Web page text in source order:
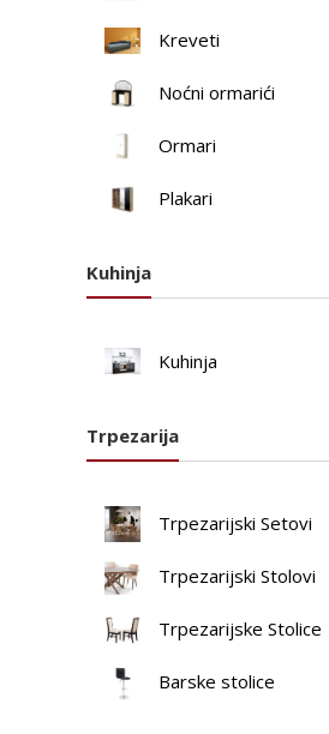
Kreveti
Noćni ormarići
Ormari
Plakari
Kuhinja
Kuhinja
Trpezarija
Trpezarijski Setovi
Trpezarijski Stolovi
Trpezarijske Stolice
Barske stolice